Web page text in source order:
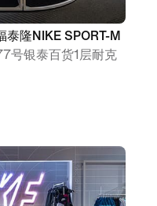
泰隆NIKE SPORT-M
号银泰百货1层耐克